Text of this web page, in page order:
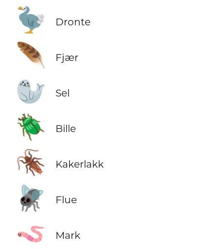
🦤 Dronte
🪶 Fjær
🦭 Sel
🪲 Bille
🪳 Kakerlakk
🪰 Flue
🪱 Mark